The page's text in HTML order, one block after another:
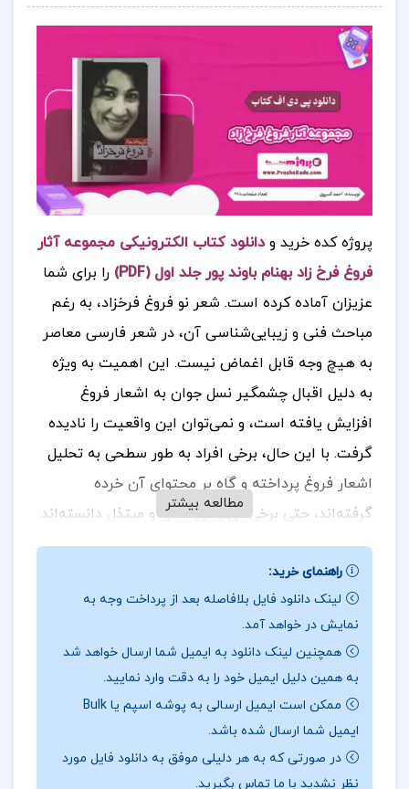
پروژه کده خرید و دانلود کتاب الکترونیکی مجموعه آثار
فروغ فرخ زاد بهنام باوند پور جلد اول (PDF)
را برای شما
عزیزان آماده کرده است. شعر نو فروغ فرخزاد، به رغم
مباحث فنی و زیبایی‌شناسی آن، در شعر فارسی معاصر
به هیچ وجه قابل اغماض نیست. این اهمیت به ویژه
به دلیل اقبال چشمگیر نسل جوان به اشعار فروغ
افزایش یافته است، و نمی‌توان این واقعیت را نادیده
گرفت. با این حال، برخی افراد به طور سطحی به تحلیل
اشعار فروغ پرداخته و گاه بر محتوای آن خرده
گرفته‌اند، حتی برخی آن را بی‌محتوا و مبتذل دانسته‌اند.
اما حقیقت امر چیز دیگری است و باید به عمق و
زیبایی‌های این آثار توجه کرد.
بیشتر پروژه کده را دنبال کنید.
درباره نویسنده کتاب مجموعه آثار فروغ فرخ زاد بهنام
سخن گفتن از فروغ فرخزاد و
شعرهایش در چند صفحه واقعاً چالش‌برانگیز است. از
یک سو، اسطوره‌ای از او ساخته‌ایم که بدون شناخت
مطالعه بیشتر
راهنمای خرید:
لینک دانلود فایل بلافاصله بعد از پرداخت وجه به
نمایش در خواهد آمد.
همچنین لینک دانلود به ایمیل شما ارسال خواهد شد
به همین دلیل ایمیل خود را به دقت وارد نمایید.
ممکن است ایمیل ارسالی به پوشه اسپم یا Bulk
ایمیل شما ارسال شده باشد.
در صورتی که به هر دلیلی موفق به دانلود فایل مورد
نظر نشدید با ما تماس بگیرید.